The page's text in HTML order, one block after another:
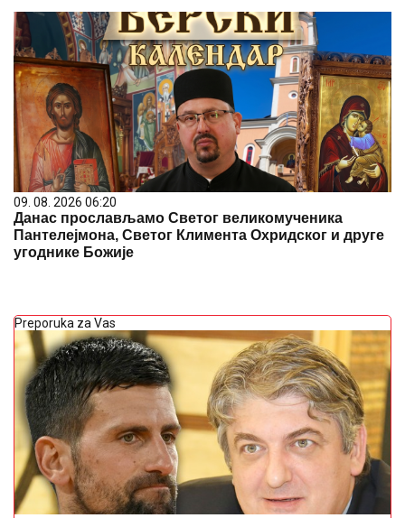
09. 08. 2026 06:20
Данас прослављамо Светог великомученика
Пантелејмона, Светог Климента Охридског и друге
угоднике Божије
Preporuka za Vas